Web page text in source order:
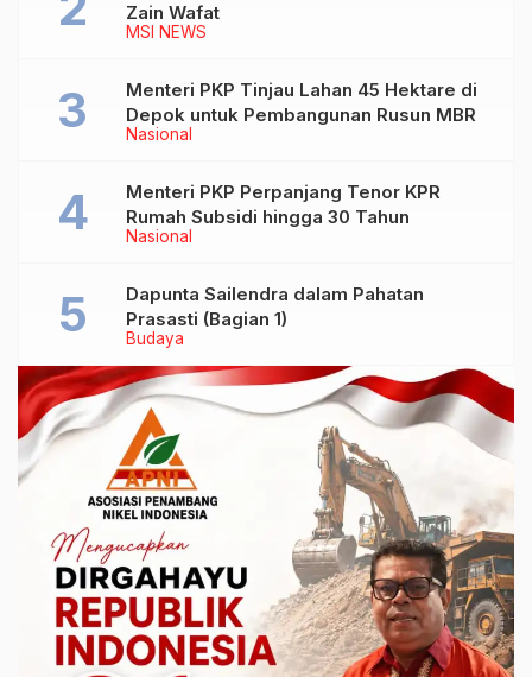
MSI NEWS
Zain Wafat
Nasional
Menteri PKP Tinjau Lahan 45 Hektare di
Depok untuk Pembangunan Rusun MBR
Nasional
Menteri PKP Perpanjang Tenor KPR
Rumah Subsidi hingga 30 Tahun
Budaya
Dapunta Sailendra dalam Pahatan
Prasasti (Bagian 1)